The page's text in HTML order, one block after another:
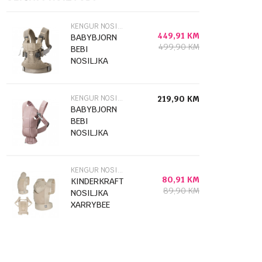
KENGUR NOSILJKE
BABYBJORN
BEBI
NOSILJKA
098002
449,91 KM
499,90KM
KENGUR NOSILJKE
BABYBJORN
BEBI
NOSILJKA
219,90 KM
KENGUR NOSILJKE
KINDERKRAFT
NOSILJKA
XARRYBEE
80,91 KM
89,90KM